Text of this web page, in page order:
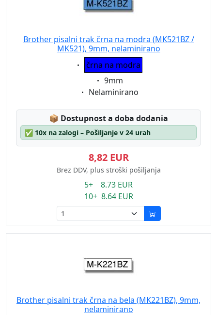
Brother pisalni trak črna na modra (MK521BZ /
MK521), 9mm, nelaminirano
Eigenschaft:
črna na modra
Eigenschaft:
9mm
Eigenschaft:
Nelaminirano
📦 Lagerstatus:
Dostupnost a doba dodania
✅ 10x na zalogi – Pošiljanje v 24 urah
8,82 EUR
Brez DDV, plus stroški pošiljanja
5+ 8.73 EUR
10+ 8.64 EUR
Brother pisalni trak črna na bela (MK221BZ), 9mm,
nelaminirano